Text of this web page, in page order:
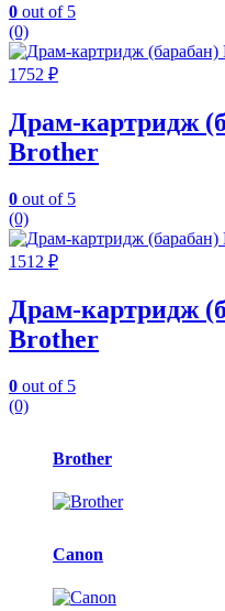
0 out of 5
(0)
1752 ₽
Драм-картридж
Brother
0 out of 5
(0)
1512 ₽
Драм-картридж
Brother
0 out of 5
(0)
Карусель
брендов
Brother
Canon